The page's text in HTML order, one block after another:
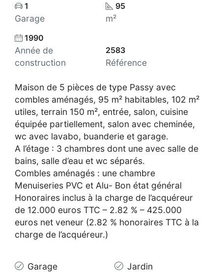
1
Garage
95
m²
1990
Année de
construction
2583
Référence
Maison de 5 pièces de type Passy avec
combles aménagés, 95 m² habitables, 102 m²
utiles, terrain 150 m², entrée, salon, cuisine
équipée partiellement, salon avec cheminée,
wc avec lavabo, buanderie et garage.
A l’étage : 3 chambres dont une avec salle de
bains, salle d’eau et wc séparés.
Combles aménagés : une chambre
Menuiseries PVC et Alu- Bon état général
Honoraires inclus à la charge de l’acquéreur
de 12.000 euros TTC – 2.82 % – 425.000
euros net veneur (2.82 % honoraires TTC à la
charge de l’acquéreur.)
Garage Jardin